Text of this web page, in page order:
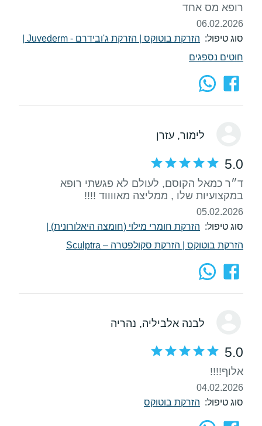
רופא מס אחד
06.02.2026
סוג טיפול: הזרקת בוטוקס הזרקת ג'ובידרם - Juvederm
חוטים נספגים
לימור, עזרן
5.0
ד״ר כמאל הקוסם, לעולם לא פגשתי רופא
במקצועיות שלו , ממליצה מאווווד !!!!
05.02.2026
סוג טיפול: הזרקת חומרי מילוי (חומצה היאלורונית)
הזרקת בוטוקס
הזרקת סקולפטרה – Sculptra
לבנה אלביליה, נהריה
5.0
אלוף!!!!
04.02.2026
סוג טיפול: הזרקת בוטוקס